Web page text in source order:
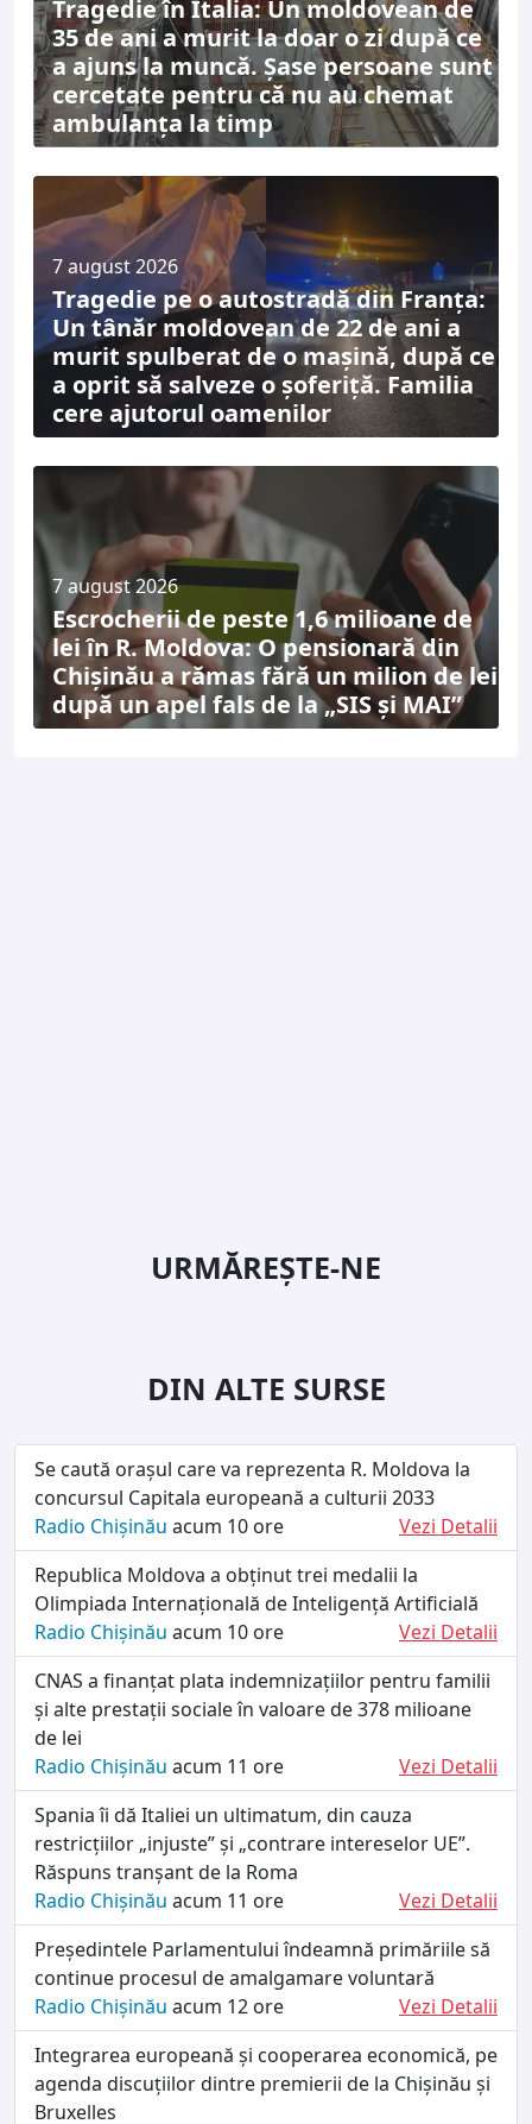
Tragedie în Italia: Un moldovean de
35 de ani a murit la doar o zi după ce
a ajuns la muncă. Șase persoane sunt
cercetate pentru că nu au chemat
ambulanța la timp
7 august 2026
Tragedie pe o autostradă din Franța:
Un tânăr moldovean de 22 de ani a
murit spulberat de o mașină, după ce
a oprit să salveze o șoferiță. Familia
cere ajutorul oamenilor
7 august 2026
Escrocherii de peste 1,6 milioane de
lei în R. Moldova: O pensionară din
Chișinău a rămas fără un milion de lei
după un apel fals de la „SIS și MAI”
URMĂREȘTE-NE
DIN ALTE SURSE
Se caută orașul care va reprezenta R. Moldova la
concursul Capitala europeană a culturii 2033
Radio Chișinău acum 10 ore
Vezi Detalii
Republica Moldova a obținut trei medalii la
Olimpiada Internațională de Inteligență Artificială
Radio Chișinău acum 10 ore
Vezi Detalii
CNAS a finanțat plata indemnizațiilor pentru familii
și alte prestații sociale în valoare de 378 milioane
de lei
Radio Chișinău acum 11 ore
Vezi Detalii
Spania îi dă Italiei un ultimatum, din cauza
restricțiilor „injuste” și „contrare intereselor UE”.
Răspuns tranșant de la Roma
Radio Chișinău acum 11 ore
Vezi Detalii
Președintele Parlamentului îndeamnă primăriile să
continue procesul de amalgamare voluntară
Radio Chișinău acum 12 ore
Vezi Detalii
Integrarea europeană și cooperarea economică, pe
agenda discuțiilor dintre premierii de la Chișinău și
Bruxelles